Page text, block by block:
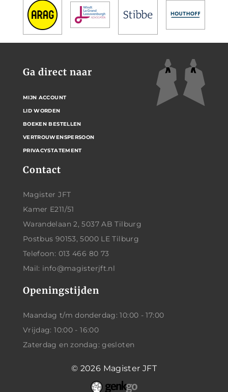
Contact
Magister JFT
Kamer E211/51
Warandelaan 2, 5037 AB Tilburg
Postbus 90153, 5000 LE Tilburg
Telefoon: 013 466 80 73
Mail: info@magisterjft.nl
Openingstijden
Maandag t/m donderdag: 10:00 - 17:00
Vrijdag: 10:00 - 16:00
Zaterdag en zondag: gesloten
Ga direct naar
MIJN ACCOUNT
LID WORDEN
BOEKEN BESTELLEN
VERTROUWENSPERSOON
PRIVACYSTATEMENT
© 2026 Magister JFT